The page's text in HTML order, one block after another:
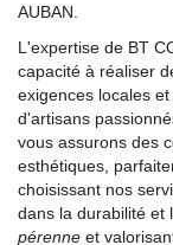
AUBAN.
L'expertise de BT
capacité à réaliser
exigences locales
d'artisans
vous assurons des
esthétiques,
choisissant nos
dans la durabilité et
pérenne et